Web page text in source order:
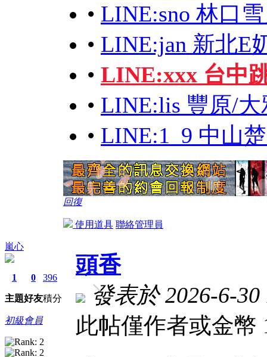
• LINE:sno 林口
• LINE:jan 新北E
• LINE:xxx 台中
• LINE:lis 豐原/
• LINE:1_9 中山
回復
使用道具 聯絡管理員
嵐心
1
主題
0
好友
396
積分
初級會員
頭香
發表於 2026-6-
此帖僅作者或金幣